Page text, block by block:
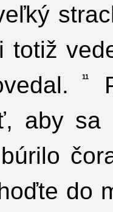
totiž
11
aby sa
do